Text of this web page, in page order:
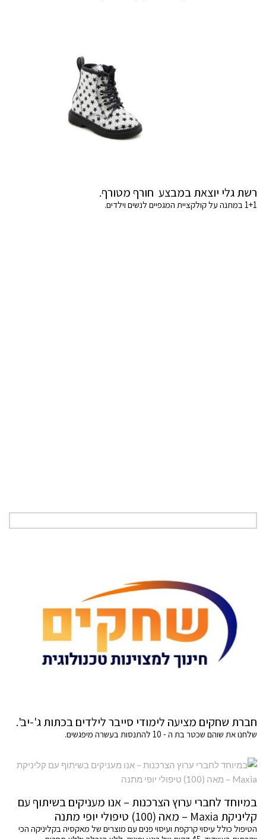
רשת גלי יוצאת במבצע חורף מטורף.
1+1 במתנה על קולקציית המגפיים לנשים וילדים.
חברת שחקים מציעה לימודי סייבר לילדים בכתות ג'-יב'.
שלחנו את שוהם שכטר בת ה - 10 להתנסות בעשרה מיפגשים.
במיוחד לחברי ערוץ הצרכנות – אנו מעניקים בשיתוף עם
קליניקת Maxia – מאה (100) טיפולי יופי מתנה
הטיפול כולל עיסוי קרקפת ועיסוי פנים עם מוצרים של מאקסיה בקליניקה הכי